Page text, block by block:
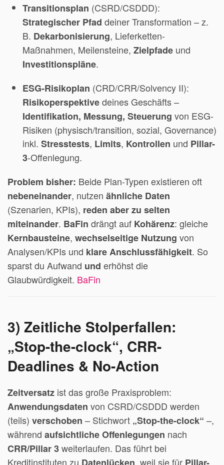
Transitionsplan (CSRD/CSDDD):
Strategischer Pfad deiner Transformation – z.
B. Dekarbonisierung, Lieferketten-
Maßnahmen, Meilensteine, Zielpfade und
Investitionspläne.
ESG-Risikoplan (CRD/CRR/Solvency II):
Risikoperspektivedeines Geschäfts –
Identifikation, Messung, Steuerung von ESG-
Risiken (physisch/transition, sozial, Governance)
inkl. Stresstests, Limits, Kontrollen und Pillar-
3-Offenlegung.
Problem bisher: Beide Plan-Typen existieren oft
nebeneinander, nutzen ähnliche Daten
(Szenarien, KPIs), reden aber zu selten
miteinander. BaFin drängt auf Kohärenz: gleiche
Kernbausteine, wechselseitige Nutzung von
Analysen/KPIs und klare Anschlussfähigkeit. So
sparst du Aufwand und erhöhst die
Glaubwürdigkeit. BaFin
3) Zeitliche Stolperfallen:
„Stop-the-clock“, CRR-
Deadlines & No-Action
Zeitversatz ist das große Praxisproblem:
Anwendungsdaten von CSRD/CSDDD werden
(teils) verschoben – Stichwort „Stop-the-clock“ –,
während aufsichtliche Offenlegungen nach
CRR/Pillar 3weiterlaufen. Das führt bei
Kreditinstituten zu
, weil sie für